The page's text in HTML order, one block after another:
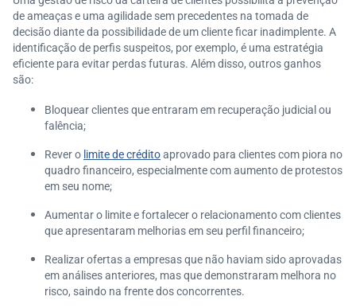
de ameaças e uma agilidade sem precedentes na tomada de
decisão diante da possibilidade de um cliente ficar inadimplente. A
identificação de perfis suspeitos, por exemplo, é uma estratégia
eficiente para evitar perdas futuras. Além disso, outros ganhos
são:
Bloquear clientes que entraram em recuperação judicial ou
falência;
Rever o limite de créditoaprovado para clientes com piora no
quadro financeiro, especialmente com aumento de protestos
em seu nome;
Aumentar o limite e fortalecer o relacionamento com clientes
que apresentaram melhorias em seu perfil financeiro;
Realizar ofertas a empresas que não haviam sido aprovadas
em análises anteriores, mas que demonstraram melhora no
risco, saindo na frente dos concorrentes.